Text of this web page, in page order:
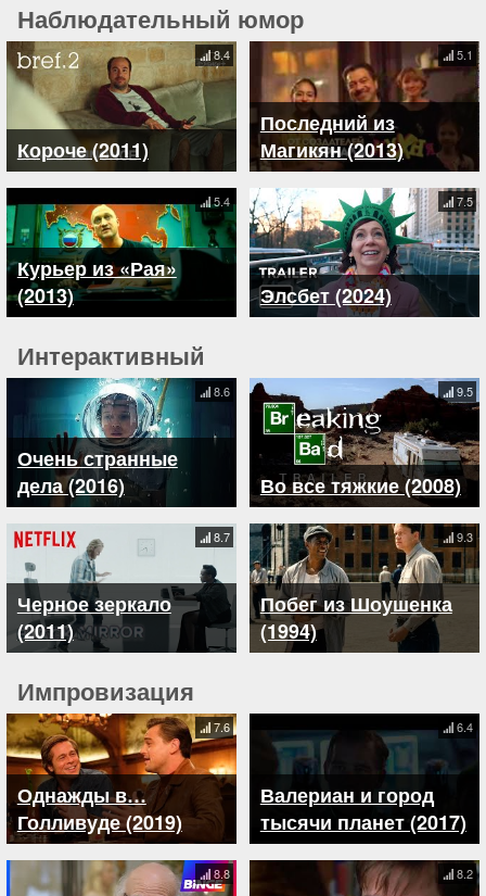
Наблюдательный юмор
Короче (2011)
8.4
Последний из
Магикян (2013)
5.1
Курьер из «Рая»
(2013)
5.4
Элсбет (2024)
7.5
Интерактивный
Очень странные
дела (2016)
8.6
Во все тяжкие (2008)
9.5
Черное зеркало
(2011)
8.7
Побег из Шоушенка
(1994)
9.3
Импровизация
Однажды в…
Голливуде (2019)
7.6
Валериан и город
тысячи планет (2017)
6.4
8.8 8.2